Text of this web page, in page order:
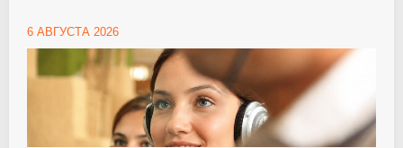
6 АВГУСТА 2026